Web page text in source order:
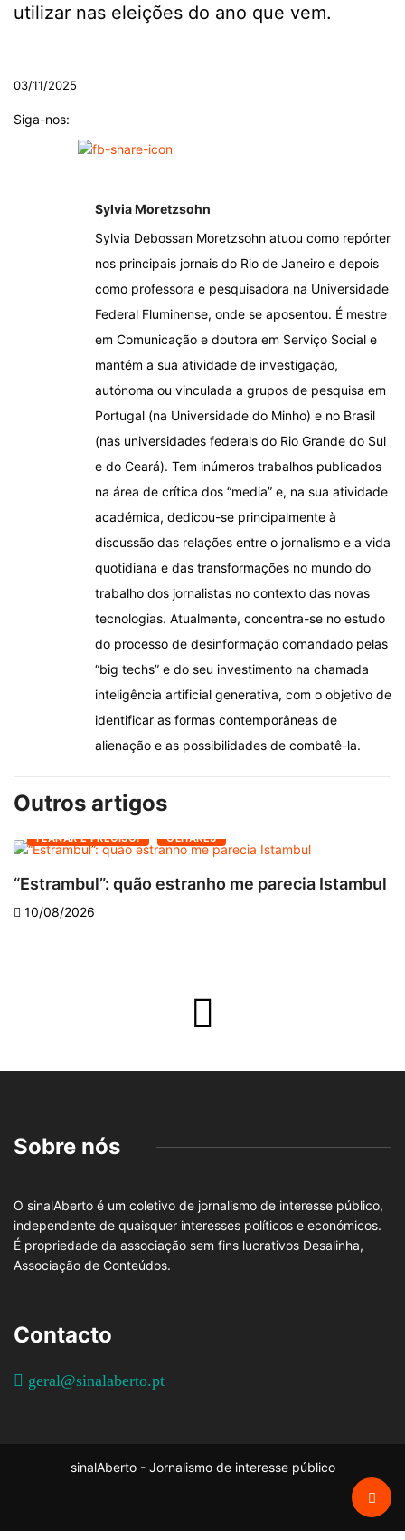
utilizar nas eleições do ano que vem.
03/11/2025
Siga-nos:
Sylvia Moretzsohn
Sylvia Debossan Moretzsohn atuou como repórter
nos principais jornais do Rio de Janeiro e depois
como professora e pesquisadora na Universidade
Federal Fluminense, onde se aposentou. É mestre
em Comunicação e doutora em Serviço Social e
mantém a sua atividade de investigação,
autónoma ou vinculada a grupos de pesquisa em
Portugal (na Universidade do Minho) e no Brasil
(nas universidades federais do Rio Grande do Sul
e do Ceará). Tem inúmeros trabalhos publicados
na área de crítica dos “media” e, na sua atividade
académica, dedicou-se principalmente à
discussão das relações entre o jornalismo e a vida
quotidiana e das transformações no mundo do
trabalho dos jornalistas no contexto das novas
tecnologias. Atualmente, concentra-se no estudo
do processo de desinformação comandado pelas
“big techs” e do seu investimento na chamada
inteligência artificial generativa, com o objetivo de
identificar as formas contemporâneas de
alienação e as possibilidades de combatê-la.
Outros artigos
FLANAR É PRECISO! OLHARES
“Estrambul”: quão estranho me parecia Istambul
10/08/2026
Sobre nós
O sinalAberto é um coletivo de jornalismo de interesse público,
independente de quaisquer interesses políticos e económicos.
É propriedade da associação sem fins lucrativos Desalinha,
Associação de Conteúdos.
Contacto
geral@sinalaberto.pt
sinalAberto - Jornalismo de interesse público